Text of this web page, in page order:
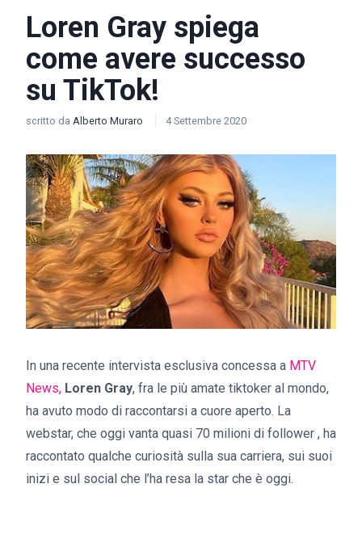
Loren Gray spiega
come avere successo
su TikTok!
scritto da Alberto Muraro 4 Settembre 2020
In una recente intervista esclusiva concessa a MTV
News, Loren Gray, fra le più amate tiktoker al mondo,
ha avuto modo di raccontarsi a cuore aperto. La
webstar, che oggi vanta quasi 70 milioni di follower , ha
raccontato qualche curiosità sulla sua carriera, sui suoi
inizi e sul social che l’ha resa la star che è oggi.